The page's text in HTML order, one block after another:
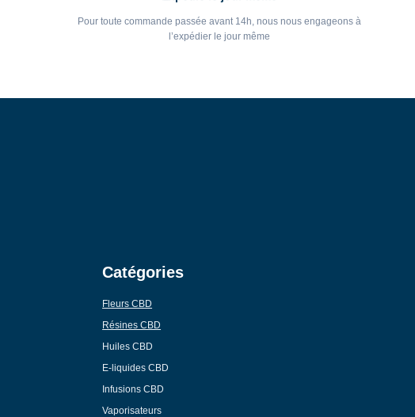
Pour toute commande passée avant 14h, nous nous engageons à
l’expédier le jour même
Catégories
Fleurs CBD
Résines CBD
Huiles CBD
E-liquides CBD
Infusions CBD
Vaporisateurs